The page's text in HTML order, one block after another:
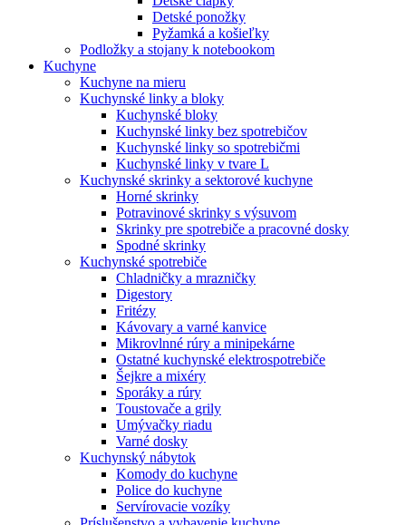
Detské ponožky
Pyžamká a košieľky
Podložky a stojany k notebookom
Kuchyne
Kuchyne na mieru
Kuchynské linky a bloky
Kuchynské bloky
Kuchynské linky bez spotrebičov
Kuchynské linky so spotrebičmi
Kuchynské linky v tvare L
Kuchynské skrinky a sektorové kuchyne
Horné skrinky
Potravinové skrinky s výsuvom
Skrinky pre spotrebiče a pracovné dosky
Spodné skrinky
Kuchynské spotrebiče
Chladničky a mrazničky
Digestory
Fritézy
Kávovary a varné kanvice
Mikrovlnné rúry a minipekárne
Ostatné kuchynské elektrospotrebiče
Šejkre a mixéry
Sporáky a rúry
Toustovače a grily
Umývačky riadu
Varné dosky
Kuchynský nábytok
Komody do kuchyne
Police do kuchyne
Servírovacie vozíky